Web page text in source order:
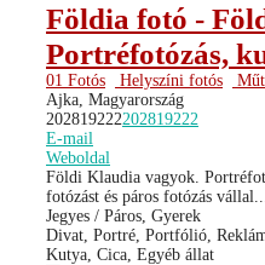
Földia fotó -
Portréfotózás,
01 Fotós Helyszíni fotós
Ajka, Magyarország
202819222202819222
E-mail
Weboldal
Földi Klaudia vagyok.
fotózást és páros fotózás vállal...
Jegyes / Páros, Gyerek
Divat, Portré, Portfólió,
Kutya, Cica, Egyéb állat